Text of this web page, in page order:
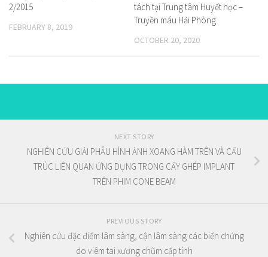
2/2015
FEBRUARY 8, 2019
tách tại Trung tâm Huyết học –
Truyền máu Hải Phòng
OCTOBER 20, 2020
NEXT STORY
NGHIÊN CỨU GIẢI PHẪU HÌNH ẢNH XOANG HÀM TRÊN VÀ CẤU
TRÚC LIÊN QUAN ỨNG DỤNG TRONG CẤY GHÉP IMPLANT
TRÊN PHIM CONE BEAM
PREVIOUS STORY
Nghiên cứu đặc điểm lâm sàng, cận lâm sàng các biến chứng
do viêm tai xương chũm cấp tính